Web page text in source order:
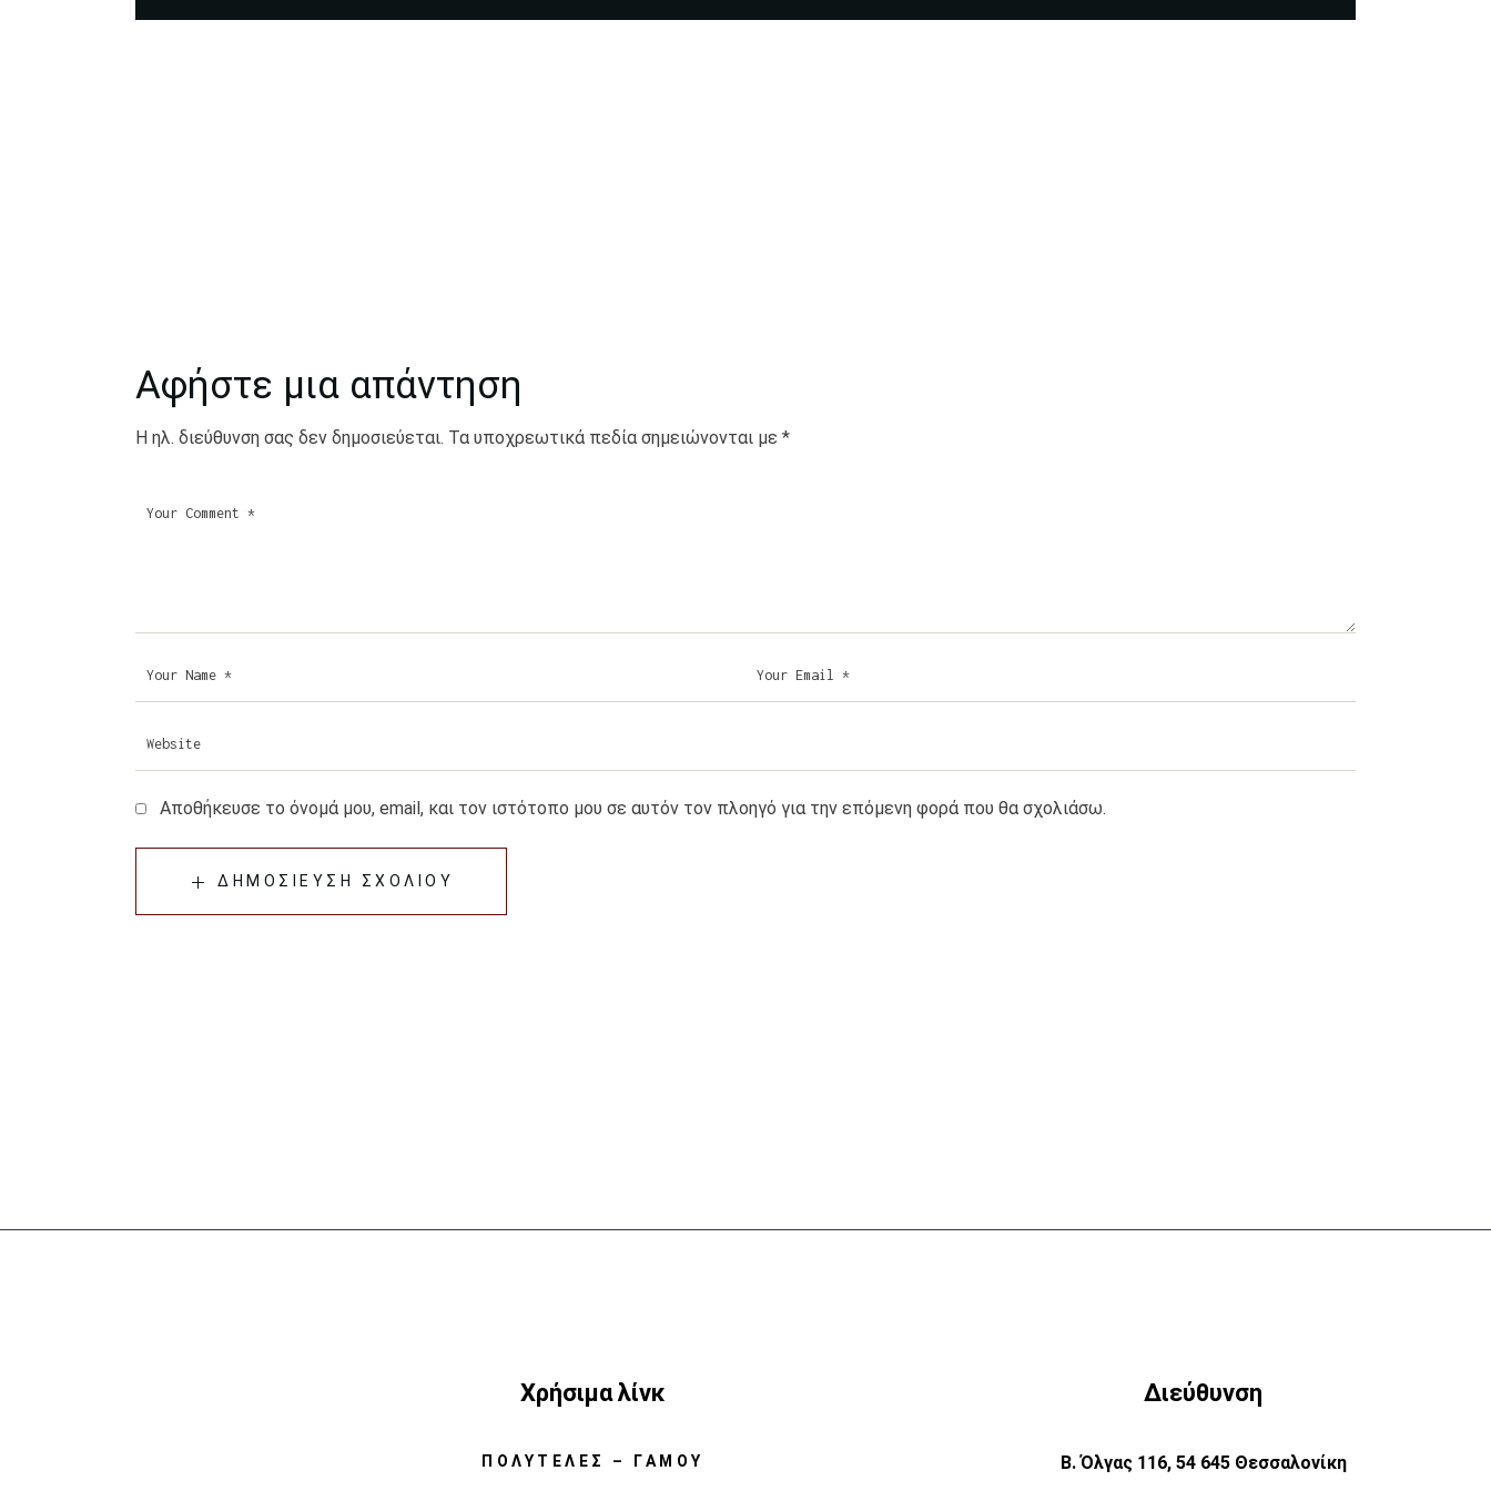
Αφήστε μια απάντηση
Η ηλ. διεύθυνση σας δεν δημοσιεύεται. Τα υποχρεωτικά πεδία σημειώνονται με *
Αποθήκευσε το όνομά μου, email, και τον ιστότοπο μου σε αυτόν τον πλοηγό για την επόμενη φορά που θα σχολιάσω.
ΔΗΜΟΣΊΕΥΣΗ ΣΧΟΛΊΟΥ
Χρήσιμα λίνκ
ΠΟΛΥΤΕΛΈΣ – ΓΆΜΟΥ
Διεύθυνση
Β. Όλγας 116, 54 645 Θεσσαλονίκη